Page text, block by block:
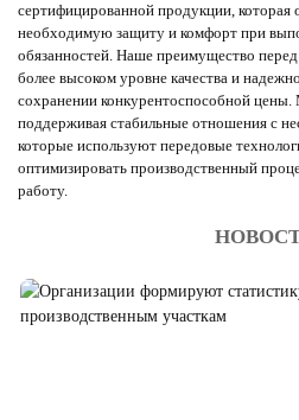
сертифицированной продукции,
необходимую защиту и комфорт при
обязанностей. Наше преимущество
более высоком уровне качества и
сохранении конкурентоспособной
поддерживая стабильные отношения с
которые используют передовые
оптимизировать производственный
работу.